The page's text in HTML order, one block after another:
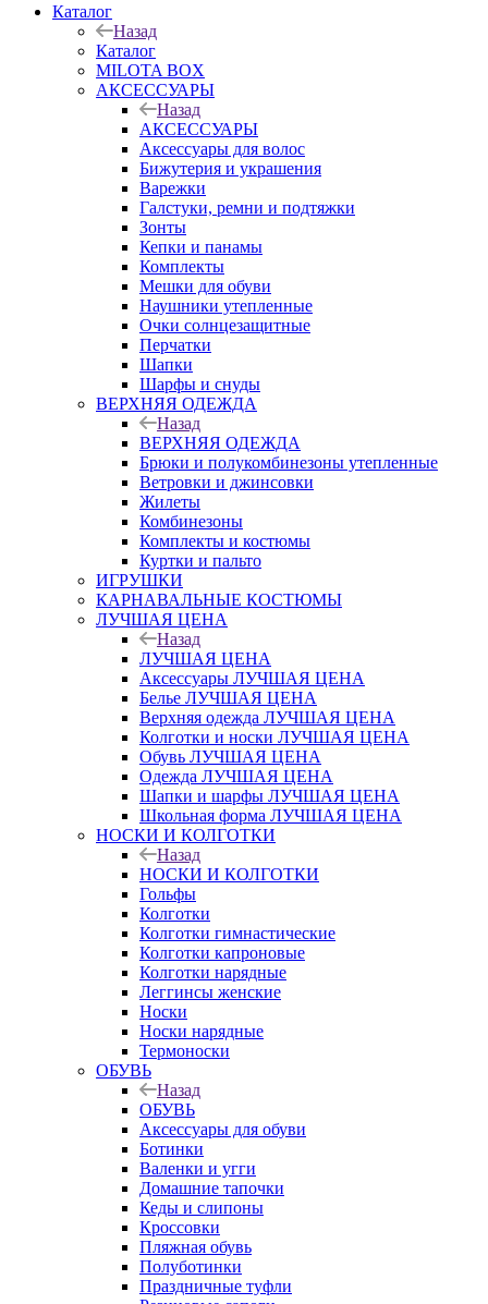
Каталог
Назад
Каталог
MILOTA BOX
АКСЕССУАРЫ
Назад
АКСЕССУАРЫ
Аксессуары для волос
Бижутерия и украшения
Варежки
Галстуки, ремни и подтяжки
Зонты
Кепки и панамы
Комплекты
Мешки для обуви
Наушники утепленные
Очки солнцезащитные
Перчатки
Шапки
Шарфы и снуды
ВЕРХНЯЯ ОДЕЖДА
Назад
ВЕРХНЯЯ ОДЕЖДА
Брюки и полукомбинезоны утепленные
Ветровки и джинсовки
Жилеты
Комбинезоны
Комплекты и костюмы
Куртки и пальто
ИГРУШКИ
КАРНАВАЛЬНЫЕ КОСТЮМЫ
ЛУЧШАЯ ЦЕНА
Назад
ЛУЧШАЯ ЦЕНА
Аксессуары ЛУЧШАЯ ЦЕНА
Белье ЛУЧШАЯ ЦЕНА
Верхняя одежда ЛУЧШАЯ ЦЕНА
Колготки и носки ЛУЧШАЯ ЦЕНА
Обувь ЛУЧШАЯ ЦЕНА
Одежда ЛУЧШАЯ ЦЕНА
Шапки и шарфы ЛУЧШАЯ ЦЕНА
Школьная форма ЛУЧШАЯ ЦЕНА
НОСКИ И КОЛГОТКИ
Назад
НОСКИ И КОЛГОТКИ
Гольфы
Колготки
Колготки гимнастические
Колготки капроновые
Колготки нарядные
Леггинсы женские
Носки
Носки нарядные
Термоноски
ОБУВЬ
Назад
ОБУВЬ
Аксессуары для обуви
Ботинки
Валенки и угги
Домашние тапочки
Кеды и слипоны
Кроссовки
Пляжная обувь
Полуботинки
Праздничные туфли